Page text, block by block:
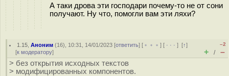
А таки дрова эти господари почему-то не от сони
получают. Ну что, помогли вам эти ляхи?
1.15 ,Аноним (16), 10:31, 14/01/2023 [ответить] [ ﹢﹢﹢] [ · · ·][↑]
[к модератору]
–2
+ / –
> без открытия исходных текстов
> модифицированных компонентов.